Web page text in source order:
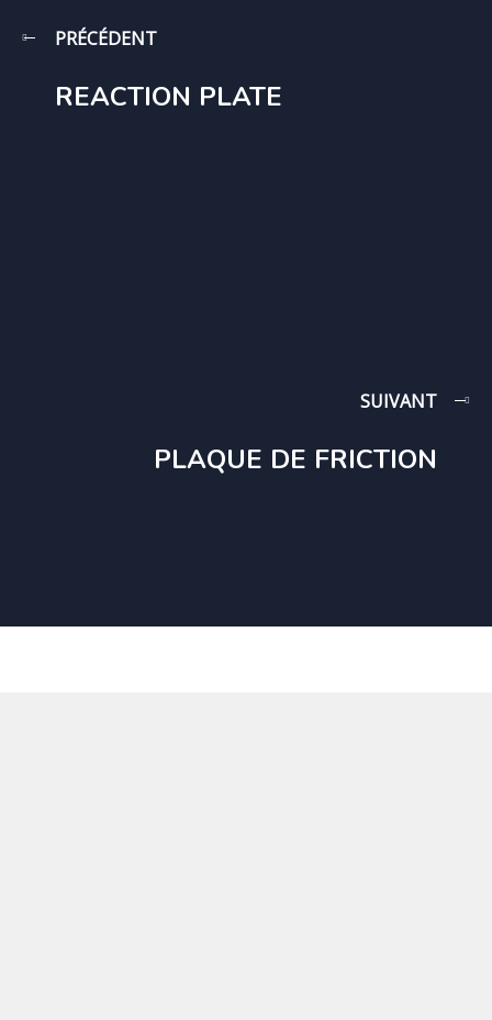
PRÉCÉDENT
REACTION PLATE
SUIVANT
PLAQUE DE FRICTION